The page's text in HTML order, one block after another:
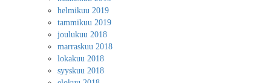
helmikuu 2019
tammikuu 2019
joulukuu 2018
marraskuu 2018
lokakuu 2018
syyskuu 2018